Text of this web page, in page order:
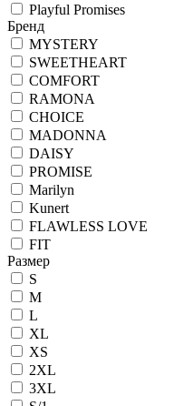
Playful Promises
Бренд
MYSTERY
SWEETHEART
COMFORT
RAMONA
CHOICE
MADONNA
DAISY
PROMISE
Marilyn
Kunert
FLAWLESS LOVE
FIT
Размер
S
M
L
XL
XS
2XL
3XL